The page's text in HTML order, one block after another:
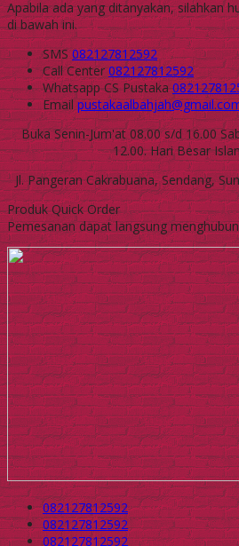
Apabila ada yang ditanyakan, silahkan
di bawah ini.
SMS082127812592
Call Center082127812592
WhatsappCS Pustaka
Email
Buka Senin-Jum'at 08.00 s/d 16.00
12.00. Hari Besar
Jl. Pangeran Cakrabuana, Sendang,
Produk Quick Order
Pemesanan dapat langsung
082127812592
082127812592
082127812592